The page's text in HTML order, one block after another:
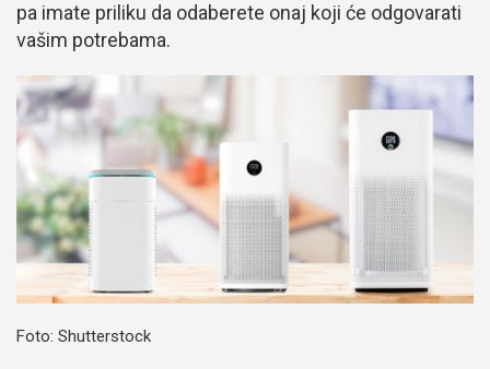
pa imate priliku da odaberete onaj koji će odgovarati
vašim potrebama.
Foto: Shutterstock